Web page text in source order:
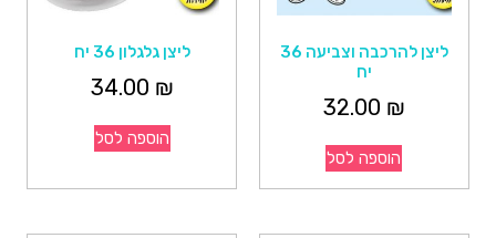
ליצן להרכבה וצביעה 36
יח
32.00 ₪
הוספה לסל
ליצן גלגלון 36 יח
34.00 ₪
הוספה לסל